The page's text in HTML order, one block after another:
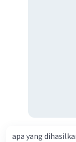
apa yang